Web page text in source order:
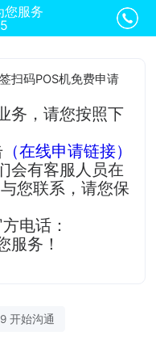
您服务
扫码POS机免费申请
务，请您按照下
（在线申请链接）
会有客服人员在
您联系，请您保
电话：
服务！
开始沟通